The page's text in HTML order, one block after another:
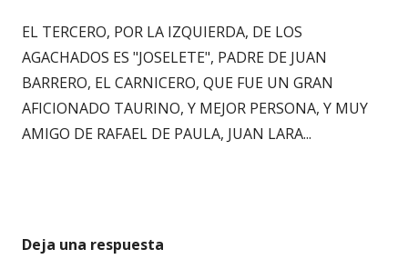
EL TERCERO, POR LA IZQUIERDA, DE LOS
AGACHADOS ES "JOSELETE", PADRE DE JUAN
BARRERO, EL CARNICERO, QUE FUE UN GRAN
AFICIONADO TAURINO, Y MEJOR PERSONA, Y MUY
AMIGO DE RAFAEL DE PAULA, JUAN LARA...
Deja una respuesta